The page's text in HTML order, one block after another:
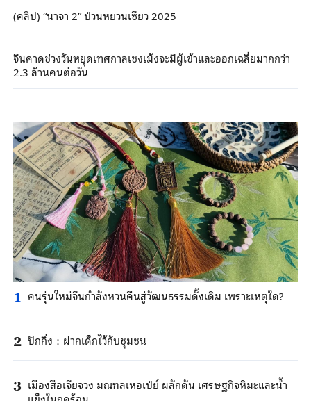
(คลิป) “นาจา 2” ป่วนหยวนเซียว 2025
จีนคาดช่วงวันหยุดเทศกาลเชงเม้งจะมีผู้เข้าและออกเฉลี่ยมากกว่า
2.3 ล้านคนต่อวัน
1 คนรุ่นใหม่จีนกำลังหวนคืนสู่วัฒนธรรมดั้งเดิม เพราะเหตุใด?
2 ปักกิ่ง：ฝากเด็กไว้กับชุมชน
3 เมืองสือเจียจวง มณฑลเหอเป่ย์ ผลักดัน เศรษฐกิจหิมะและน้ำ